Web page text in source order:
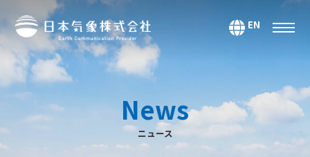
EN
サービス
気候・大気海洋
マーケティング＆アナリティクス
News
ニュース